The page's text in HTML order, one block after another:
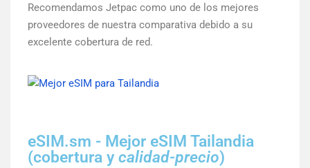
Recomendamos Jetpac como uno de los mejores
proveedores de nuestra comparativa debido a su
excelente cobertura de red.
eSIM.sm - Mejor eSIM Tailandia
(cobertura y calidad-precio)